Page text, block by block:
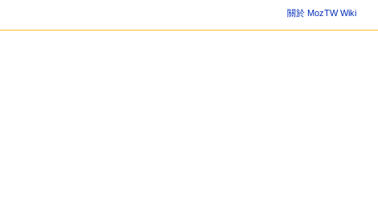
關於 MozTW Wiki